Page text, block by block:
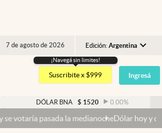
7 de agosto de 2026 Edición: Argentina
Argentina
España
USA
¡Navegá sin limites!
Suscribite x $999 Ingresá
DÓLAR BNA $ 1520 0.00%
la medianocheDólar hoy y dólar blue hoy: